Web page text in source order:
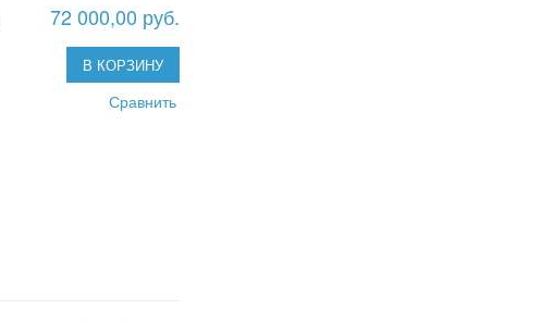
72 000,00 руб.
В КОРЗИНУ
Сравнить